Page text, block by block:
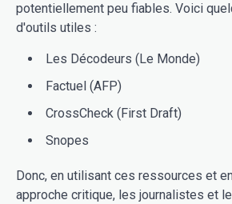
potentiellement peu fiables. Voici
d'outils utiles :
Les Décodeurs (Le Monde)
Factuel (AFP)
CrossCheck (First Draft)
Snopes
Donc, en utilisant ces ressources et
approche critique, les journalistes et